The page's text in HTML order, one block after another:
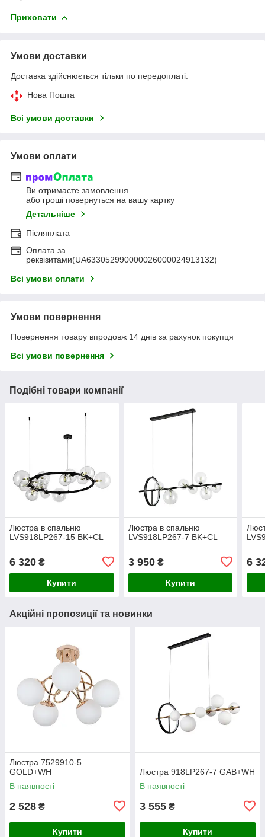
Приховати
Умови доставки
Доставка здійснюється тільки по передоплаті.
Нова Пошта
Всі умови доставки
Умови оплати
Ви отримаєте замовлення
або гроші повернуться на вашу картку
Детальніше
Післяплата
Оплата за
реквізитами(UA633052990000026000024913132)
Всі умови оплати
Умови повернення
Повернення товару впродовж 14 днів за рахунок покупця
Всі умови повернення
Подібні товари компанії
Люстра в спальню
LVS918LP267-15 BK+CL
6 320 ₴
Купити
Люстра в спальню
LVS918LP267-7 BK+CL
3 950₴
Купити
6
Акційні пропозиції та новинки
Люстра 7529910-5
GOLD+WH
В наявності
2 528 ₴
Купити
Люстра 918LP267-7 GAB+WH
В наявності
3 555 ₴
Купити